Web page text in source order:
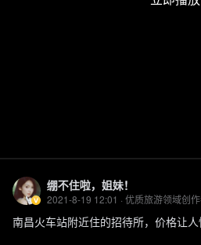
绷不住啦，姐妹！
2021-8-19 12:01 · 优质旅游领域创
南昌火车站附近住的招待所，价格让